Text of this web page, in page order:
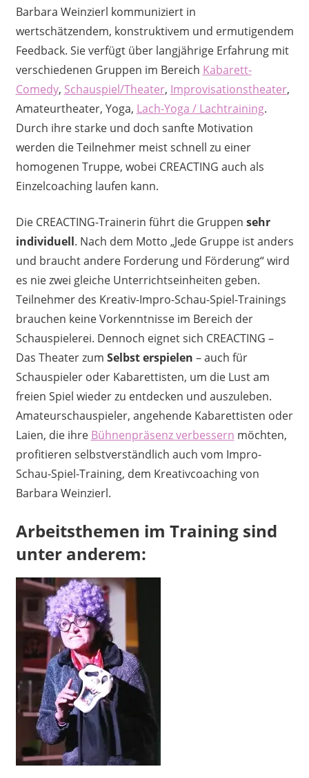
Barbara Weinzierl kommuniziert in
wertschätzendem, konstruktivem und ermutigendem
Feedback. Sie verfügt über langjährige Erfahrung mit
verschiedenen Gruppen im Bereich Kabarett-
Comedy, Schauspiel/Theater, Improvisationstheater,
Amateurtheater, Yoga, Lach-Yoga / Lachtraining.
Durch ihre starke und doch sanfte Motivation
werden die Teilnehmer meist schnell zu einer
homogenen Truppe, wobei CREACTING auch als
Einzelcoaching laufen kann.
Die CREACTING-Trainerin führt die Gruppen sehr
individuell. Nach dem Motto „Jede Gruppe ist anders
und braucht andere Forderung und Förderung“ wird
es nie zwei gleiche Unterrichtseinheiten geben.
Teilnehmer des Kreativ-Impro-Schau-Spiel-Trainings
brauchen keine Vorkenntnisse im Bereich der
Schauspielerei. Dennoch eignet sich CREACTING –
Das Theater zum Selbst erspielen – auch für
Schauspieler oder Kabarettisten, um die Lust am
freien Spiel wieder zu entdecken und auszuleben.
Amateurschauspieler, angehende Kabarettisten oder
Laien, die ihre Bühnenpräsenz verbessern möchten,
profitieren selbstverständlich auch vom Impro-
Schau-Spiel-Training, dem Kreativcoaching von
Barbara Weinzierl.
Arbeitsthemen im Training sind
unter anderem: